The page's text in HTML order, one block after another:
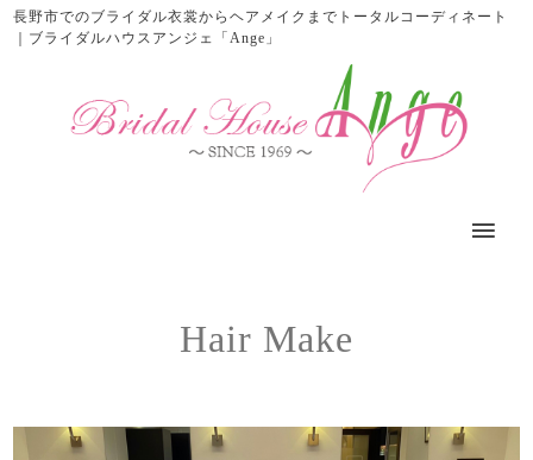
長野市でのブライダル衣裳からヘアメイクまでトータルコーディネート
｜ブライダルハウスアンジェ「Ange」
Hair Make